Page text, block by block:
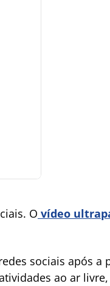
O vídeo
sociais após a
ao ar